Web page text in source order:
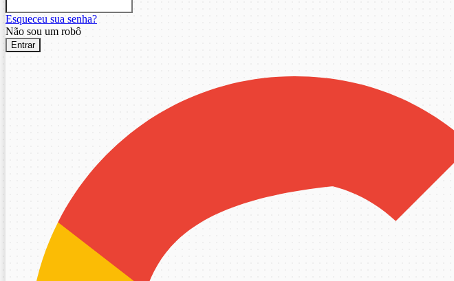
Esqueceu sua senha?
Não sou um robô
Entrar